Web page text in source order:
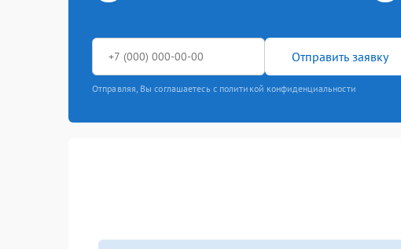
Отправить заявку
Отправляя, Вы соглашаетесь с политикой конфиденциальности